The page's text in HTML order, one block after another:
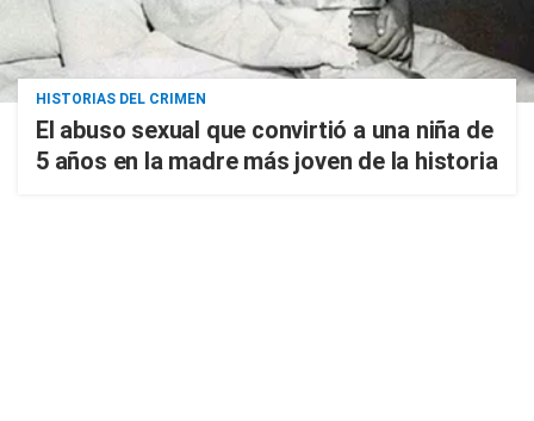
HISTORIAS DEL CRIMEN
El abuso sexual que convirtió a una niña de
5 años en la madre más joven de la historia